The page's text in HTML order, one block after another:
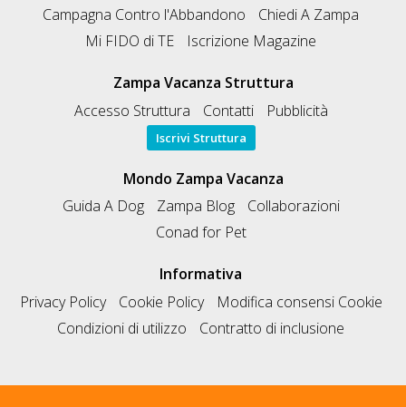
Campagna Contro l'Abbandono
Chiedi A Zampa
Mi FIDO di TE
Iscrizione Magazine
Zampa Vacanza Struttura
Accesso Struttura
Contatti Pubblicità
Iscrivi Struttura
Mondo Zampa Vacanza
Guida A Dog
Zampa Blog
Collaborazioni
Conad for Pet
Informativa
Privacy Policy
Cookie Policy
Modifica consensi Cookie
Condizioni di utilizzo
Contratto di inclusione